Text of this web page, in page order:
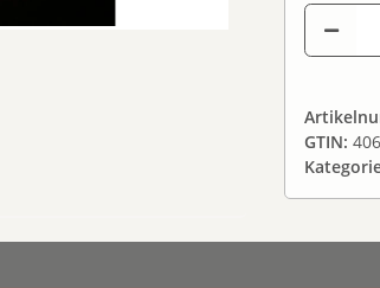
GTIN: